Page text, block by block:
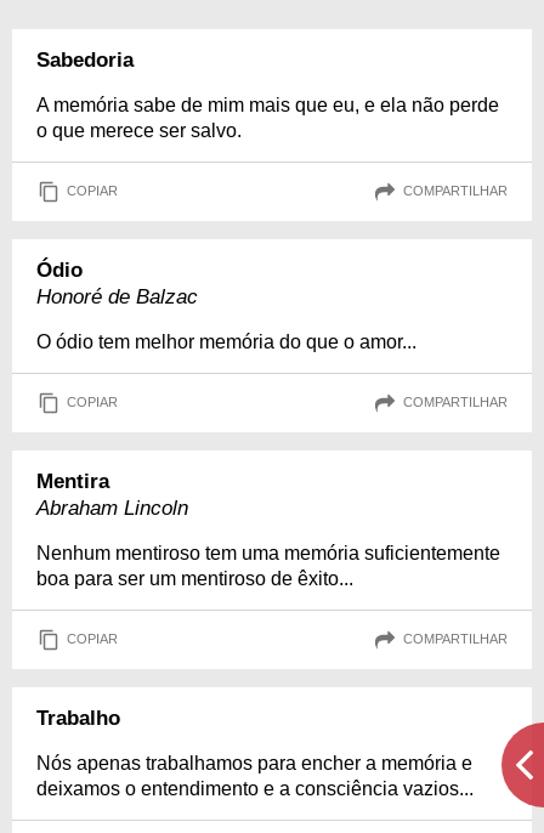
Sabedoria
A memória sabe de mim mais que eu, e ela não perde
o que merece ser salvo.
COPIAR COMPARTILHAR
Ódio
Honoré de Balzac
O ódio tem melhor memória do que o amor...
COPIAR COMPARTILHAR
Mentira
Abraham Lincoln
Nenhum mentiroso tem uma memória suficientemente
boa para ser um mentiroso de êxito...
COPIAR COMPARTILHAR
Trabalho
Nós apenas trabalhamos para encher a memória e
deixamos o entendimento e a consciência vazios...